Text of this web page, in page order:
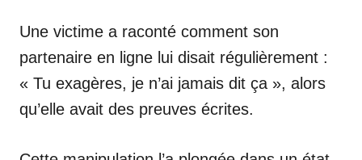
Une victime a raconté comment son
partenaire en ligne lui disait régulièrement :
« Tu exagères, je n’ai jamais dit ça », alors
qu’elle avait des preuves écrites.